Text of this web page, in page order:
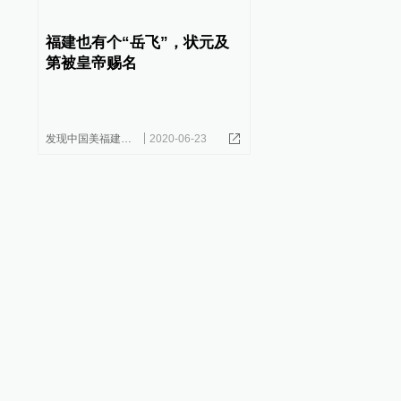
福建也有个“岳飞”，状元及
第被皇帝赐名
发现中国美福建编辑部 2020-06-23